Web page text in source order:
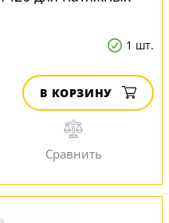
1 шт.
В КОРЗИНУ